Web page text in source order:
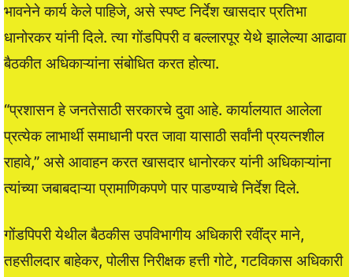
भावनेने कार्य केले पाहिजे, असे स्पष्ट निर्देश खासदार प्रतिभा
धानोरकर यांनी दिले. त्या गोंडपिपरी व बल्लारपूर येथे झालेल्या आढावा
बैठकीत अधिकाऱ्यांना संबोधित करत होत्या.
“प्रशासन हे जनतेसाठी सरकारचे दुवा आहे. कार्यालयात आलेला
प्रत्येक लाभार्थी समाधानी परत जावा यासाठी सर्वांनी प्रयत्नशील
राहावे,” असे आवाहन करत खासदार धानोरकर यांनी अधिकाऱ्यांना
त्यांच्या जबाबदाऱ्या प्रामाणिकपणे पार पाडण्याचे निर्देश दिले.
गोंडपिपरी येथील बैठकीस उपविभागीय अधिकारी रवींद्र माने,
तहसीलदार बाहेकर, पोलीस निरीक्षक हत्ती गोटे, गटविकास अधिकारी